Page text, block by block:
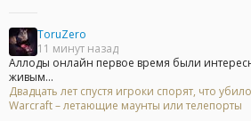
ToruZero
11 минут назад
Аллоды онлайн первое время были
живым...
Двадцать лет спустя игроки спорят, что
Warcraft – летающие маунты или телепорты